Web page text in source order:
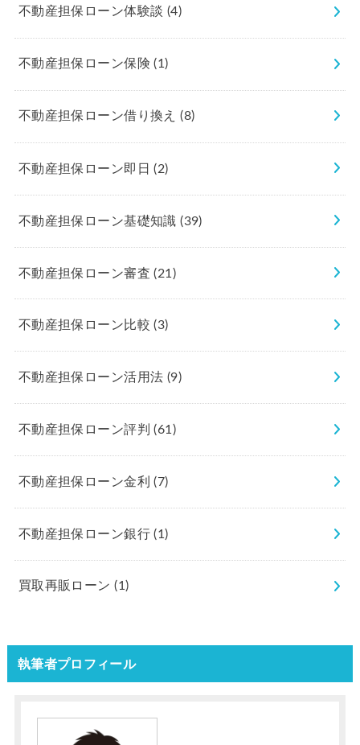
不動産担保ローン体験談 (4)
不動産担保ローン保険(1)
不動産担保ローン借り換え(8)
不動産担保ローン即日(2)
不動産担保ローン基礎知識(39)
不動産担保ローン審査(21)
不動産担保ローン比較(3)
不動産担保ローン活用法 (9)
不動産担保ローン評判(61)
不動産担保ローン金利(7)
不動産担保ローン銀行(1)
買取再販ローン(1)
執筆者プロフィール